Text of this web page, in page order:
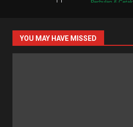
YOU MAY HAVE MISSED